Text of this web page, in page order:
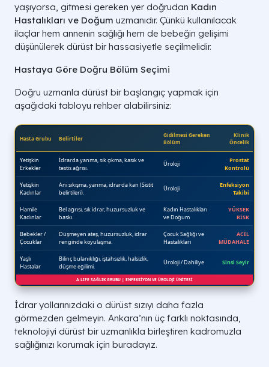
yaşıyorsa, gitmesi gereken yer doğrudan Kadın
Hastalıkları ve Doğum uzmanıdır. Çünkü kullanılacak
ilaçlar hem annenin sağlığı hem de bebeğin gelişimi
düşünülerek dürüst bir hassasiyetle seçilmelidir.
Hastaya Göre Doğru Bölüm Seçimi
Doğru uzmanla dürüst bir başlangıç yapmak için
aşağıdaki tabloyu rehber alabilirsiniz:
İdrar yollarınızdaki o dürüst sızıyı daha fazla
görmezden gelmeyin. Ankara’nın üç farklı noktasında,
teknolojiyi dürüst bir uzmanlıkla birleştiren kadromuzla
sağlığınızı korumak için buradayız.